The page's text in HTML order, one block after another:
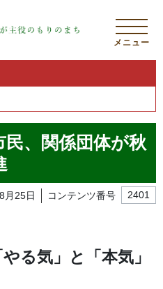
メニュー
、関係団体が秋
月25日 コンテンツ番号 2401
る気」と「本気」